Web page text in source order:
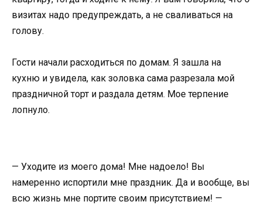
визитах надо предупреждать, а не сваливаться на
голову.
Гости начали расходиться по домам. Я зашла на
кухню и увидела, как золовка сама разрезала мой
праздничной торт и раздала детям. Мое терпение
лопнуло.
— Уходите из моего дома! Мне надоело! Вы
намеренно испортили мне праздник. Да и вообще, вы
всю жизнь мне портите своим присутствием! —